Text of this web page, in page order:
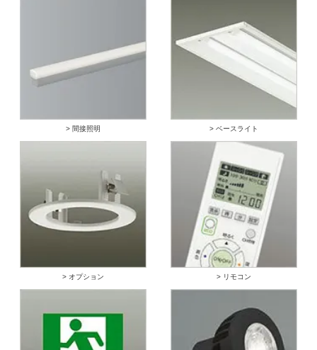
> 間接照明 > ベースライト
> オプション > リモコン